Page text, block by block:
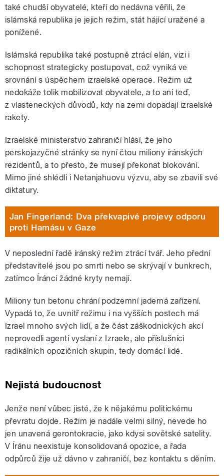
také chudší obyvatelé, kteří do nedávna věřili, že
islámská republika je jejich režim, stát hájící uražené a
ponížené.
Islámská republika také postupně ztrácí elán, vizi i
schopnost strategicky postupovat, což vyniká ve
srovnání s úspěchem izraelské operace. Režim už
nedokáže tolik mobilizovat obyvatele, a to ani teď,
z vlasteneckých důvodů, kdy na zemi dopadají izraelské
rakety.
Izraelské ministerstvo zahraničí hlásí, že jeho
perskojazyčné stránky se nyní čtou miliony íránských
rezidentů, a to přesto, že musejí překonat blokování.
Mimo jiné shlédli i Netanjahuovu výzvu, aby se zbavili své
diktatury.
Jan Fingerland: Dva překvapivé projevy odporu
proti Hamásu v Gaze
V neposlední řadě íránský režim ztrácí tvář. Jeho přední
představitelé jsou po smrti nebo se skrývají v bunkrech,
zatímco Íránci žádné kryty nemají.
Miliony tun betonu chrání podzemní jaderná zařízení.
Vypadá to, že uvnitř režimu i na vyšších postech má
Izrael mnoho svých lidí, a že část záškodnických akcí
neprovedli agenti vyslaní z Izraele, ale příslušníci
radikálních opozičních skupin, tedy domácí lidé.
Nejistá budoucnost
Jenže není vůbec jisté, že k nějakému politickému
převratu dojde. Režim je nadále velmi silný, nevede ho
jen unavená gerontokracie, jako kdysi sovětské satelity.
V Íránu neexistuje konsolidovaná opozice, a řada
odpůrců žije už dávno v zahraničí, bez kontaktu s děním.